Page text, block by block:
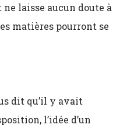
laisse aucun doute à
matières pourront se
dit qu’il y avait
l’idée d’un